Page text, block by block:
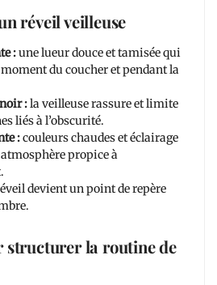
réveil veilleuse
:une lueur douce et tamisée qui
du coucher et pendant la
:la veilleuse rassure et limite
liés à l’obscurité.
:couleurs chaudes et éclairage
propice à
devient un point de repère
la routine de